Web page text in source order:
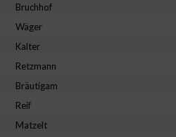
Bruchhof
Wäger
Kalter
Retzmann
Bräutigam
Reif
Matzelt